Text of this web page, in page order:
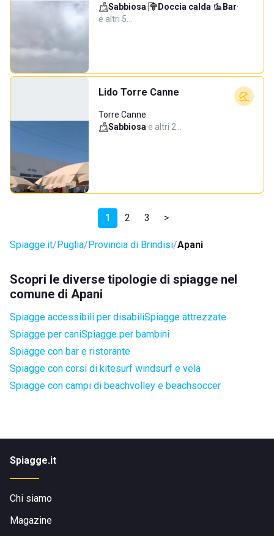
Sabbiosa· Doccia calda· Bar·
e altri 5…
Lido Torre Canne
Torre Canne
Sabbiosa·e altri 2…
1 2 3 >
Spiagge.it Puglia Provincia di Brindisi Apani
Scopri le diverse tipologie di spiagge nel
comune di Apani
Spiagge accessibili per disabiliSpiagge attrezzate
Spiagge per caniSpiagge per bambini
Spiagge con bar e ristorante
Spiagge con corsi di kitesurf windsurf e vela
Spiagge con campi di beachvolley e beachsoccer
Spiagge.it
Chi siamo
Magazine